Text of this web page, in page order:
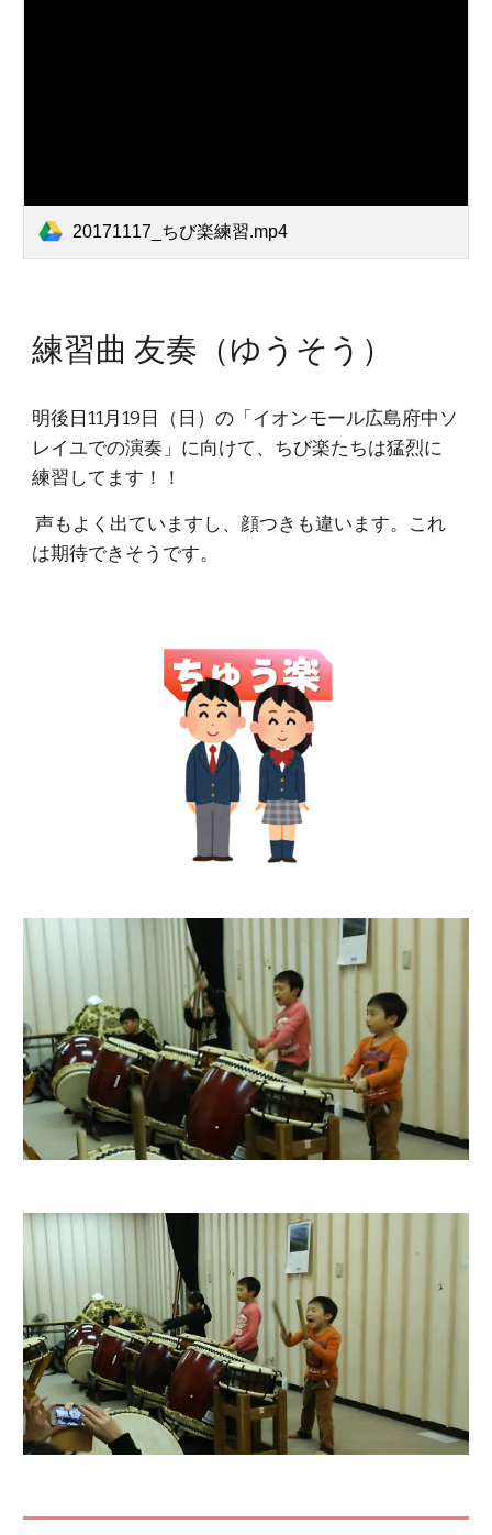
20171117_ちび楽練習.mp4
練習曲 友奏（ゆうそう）
明後日11月19日（日）の「イオンモール広島府中ソ
レイユでの演奏」に向けて、ちび楽たちは猛烈に
練習してます！！
声もよく出ていますし、顔つきも違います。これ
は期待できそうです。